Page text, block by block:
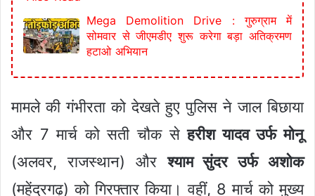
Mega Demolition Drive : गुरुग्राम में
सोमवार से जीएमडीए शुरू करेगा बड़ा अतिक्रमण
हटाओ अभियान
मामले की गंभीरता को देखते हुए पुलिस ने जाल बिछाया
और 7 मार्च को सती चौक सेहरीश यादव उर्फ मोनू
(अलवर, राजस्थान) औरश्याम सुंदर उर्फ अशोक
(महेंद्रगढ़) को गिरफ्तार किया। वहीं, 8 मार्च को मुख्य